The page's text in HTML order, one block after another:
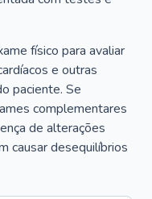
físico para avaliar
e outras
paciente. Se
complementares
de alterações
causar desequilíbrios